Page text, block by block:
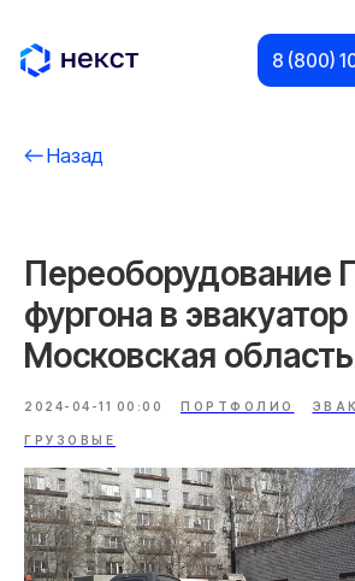
8 (800) 100-84-55
Переоборудование
фургона в
Московская область
2024-04-11 00:00 ПОРТФОЛИО
ГРУЗОВЫЕ